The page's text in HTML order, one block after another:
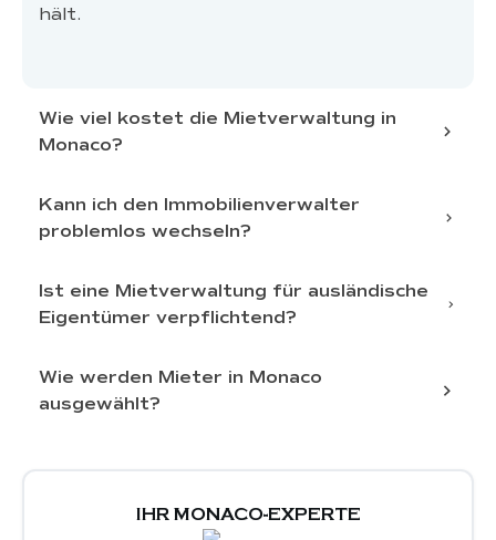
hält.
Wie viel kostet die Mietverwaltung in
Monaco?
der Art der Immobilie
Vermietungsstrategie
Kann ich den Immobilienverwalter
problemlos wechseln?
festgelegten Kündigungsbedingungen
Ist eine Mietverwaltung für ausländische
Eigentümer verpflichtend?
räumlichen
Wie werden Mieter in Monaco
ausgewählt?
profilbezogenen Kriterien
IHR MONACO-EXPERTE